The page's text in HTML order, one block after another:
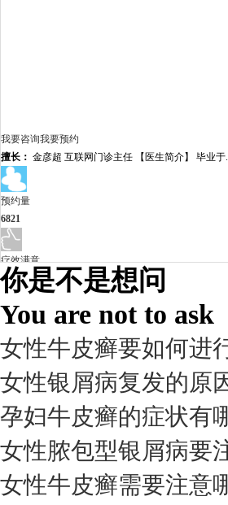
我要咨询我要预约
擅长： 金彦超 互联网门诊主任 【医生简介】 毕业于
预约量
6821
疗效满意
98%
我要咨询我要预约
擅长： 杨成平 互联网门诊主任【医生简介】 毕业于
你是不是想问
You are not to ask
女性牛皮癣要如何进
女性银屑病复发的原
孕妇牛皮癣的症状有
女性脓包型银屑病要
女性牛皮癣需要注意